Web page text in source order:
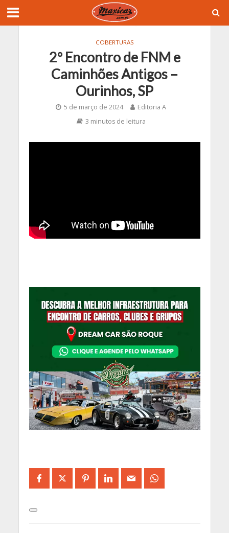
COBERTURAS
2º Encontro de FNM e
Caminhões Antigos –
Ourinhos, SP
5 de março de 2024
Editoria A
3 minutos de leitura